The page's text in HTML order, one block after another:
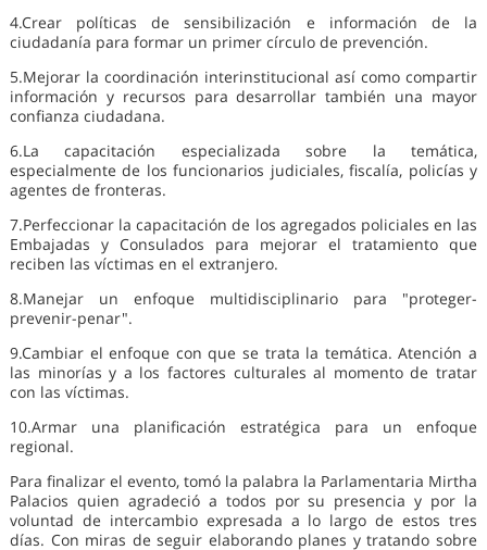
4.Crear políticas de sensibilización e información de la
ciudadanía para formar un primer círculo de prevención.
5.Mejorar la coordinación interinstitucional así como compartir
información y recursos para desarrollar también una mayor
confianza ciudadana.
6.La capacitación especializada sobre la temática,
especialmente de los funcionarios judiciales, fiscalía, policías y
agentes de fronteras.
7.Perfeccionar la capacitación de los agregados policiales en las
Embajadas y Consulados para mejorar el tratamiento que
reciben las víctimas en el extranjero.
8.Manejar un enfoque multidisciplinario para "proteger-
prevenir-penar".
9.Cambiar el enfoque con que se trata la temática. Atención a
las minorías y a los factores culturales al momento de tratar
con las víctimas.
10.Armar una planificación estratégica para un enfoque
regional.
Para finalizar el evento, tomó la palabra la Parlamentaria Mirtha
Palacios quien agradeció a todos por su presencia y por la
voluntad de intercambio expresada a lo largo de estos tres
días. Con miras de seguir elaborando planes y tratando sobre